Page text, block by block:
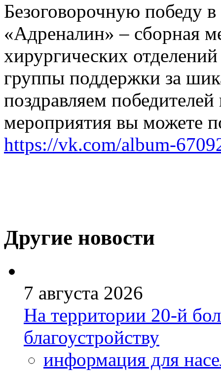
Безоговорочную победу
«Адреналин» – сборная
хирургических
группы поддержки за
поздравляем
мероприятия вы можете
https://vk.com/album-
Другие новости
7 августа 2026
На территории 20-й
благоустройству
информация для